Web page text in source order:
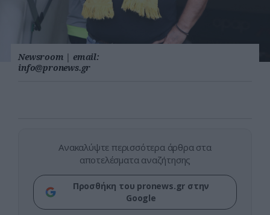
Newsroom | email:
info@pronews.gr
Ανακαλύψτε περισσότερα άρθρα στα
αποτελέσματα αναζήτησης
Προσθήκη του pronews.gr στην
Google